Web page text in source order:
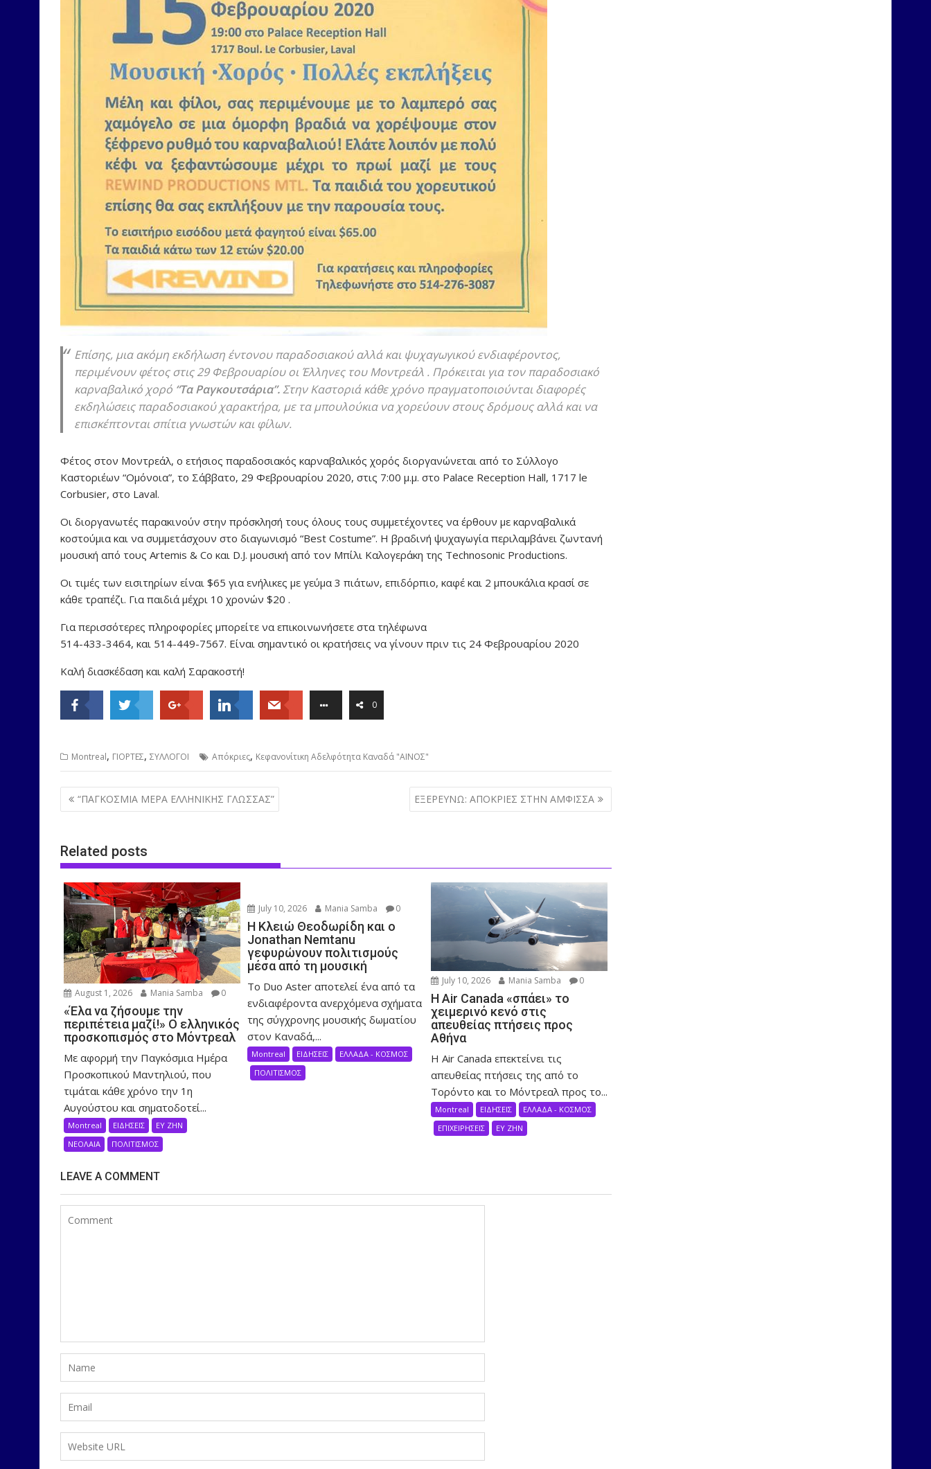
Επίσης, μια ακόμη εκδήλωση έντονου παραδοσιακού αλλά και ψυχαγωγικού ενδιαφέροντος,
περιμένουν φέτος στις 29 Φεβρουαρίου οι Έλληνες του Μοντρεάλ . Πρόκειται για τον παραδοσιακό
καρναβαλικό χορό “Τα Ραγκουτσάρια”.Στην Καστοριά κάθε χρόνο πραγματοποιούνται διαφορές
εκδηλώσεις παραδοσιακού χαρακτήρα, με τα μπουλούκια να χορεύουν στους δρόμους αλλά και να
επισκέπτονται σπίτια γνωστών και φίλων.
Φέτος στον Μοντρεάλ, ο ετήσιος παραδοσιακός καρναβαλικός χορός διοργανώνεται από το Σύλλογο
Καστοριέων “Ομόνοια”, το Σάββατο, 29 Φεβρουαρίου 2020, στις 7:00 μ.μ. στο Palace Reception Hall, 1717 le
Corbusier, στο Laval.
Οι διοργανωτές παρακινούν στην πρόσκλησή τους όλους τους συμμετέχοντες να έρθουν με καρναβαλικά
κοστούμια και να συμμετάσχουν στο διαγωνισμό “Best Costume”. Η βραδινή ψυχαγωγία περιλαμβάνει ζωντανή
μουσική από τους Artemis & Co και D.J. μουσική από τον Μπίλι Καλογεράκη της Technosonic Productions.
Οι τιμές των εισιτηρίων είναι $65 για ενήλικες με γεύμα 3 πιάτων, επιδόρπιο, καφέ και 2 μπουκάλια κρασί σε
κάθε τραπέζι. Για παιδιά μέχρι 10 χρονών $20 .
Για περισσότερες πληροφορίες μπορείτε να επικοινωνήσετε στα τηλέφωνα
514-433-3464, και 514-449-7567. Είναι σημαντικό οι κρατήσεις να γίνουν πριν τις 24 Φεβρουαρίου 2020
Καλή διασκέδαση και καλή Σαρακοστή!
0
Montreal, ΓΙΟΡΤΕΣ, ΣΥΛΛΟΓΟΙ Απόκριες, Κεφανονίτικη Αδελφότητα Καναδά "ΑΙΝΟΣ"
Post
navigation
“ΠΑΓΚΟΣΜΙΑ ΜΕΡΑ ΕΛΛΗΝΙΚΗΣ ΓΛΩΣΣΑΣ” ΕΞΕΡΕΥΝΩ: ΑΠΟΚΡΙΕΣ ΣΤΗΝ ΑΜΦΙΣΣΑ
Related posts
August 1, 2026 Mania Samba 0
«Έλα να ζήσουμε την
περιπέτεια μαζί!» Ο ελληνικός
προσκοπισμός στο Μόντρεαλ
Με αφορμή την Παγκόσμια Ημέρα
Προσκοπικού Μαντηλιού, που
τιμάται κάθε χρόνο την 1η
Αυγούστου και σηματοδοτεί...
Montreal ΕΙΔΗΣΕΙΣ
ΕΥ ΖΗΝ
ΝΕΟΛΑΙΑ
ΠΟΛΙΤΙΣΜΟΣ
July 10, 2026 Mania Samba 0
Η Κλειώ Θεοδωρίδη και ο
Jonathan Nemtanu
γεφυρώνουν πολιτισμούς
μέσα από τη μουσική
Το Duo Aster αποτελεί ένα από τα
ενδιαφέροντα ανερχόμενα σχήματα
της σύγχρονης μουσικής δωματίου
στον Καναδά,...
Montreal ΕΙΔΗΣΕΙΣ
ΕΛΛΑΔΑ - ΚΟΣΜΟΣ
ΠΟΛΙΤΙΣΜΟΣ
July 10, 2026 Mania Samba 0
Η Air Canada «σπάει» το
χειμερινό κενό στις
απευθείας πτήσεις προς
Αθήνα
Η Air Canada επεκτείνει τις
απευθείας πτήσεις της από το
Τορόντο και το Μόντρεαλ προς το...
Montreal ΕΙΔΗΣΕΙΣ
ΕΛΛΑΔΑ - ΚΟΣΜΟΣ
ΕΠΙΧΕΙΡΗΣΕΙΣ
ΕΥ ΖΗΝ
LEAVE A COMMENT